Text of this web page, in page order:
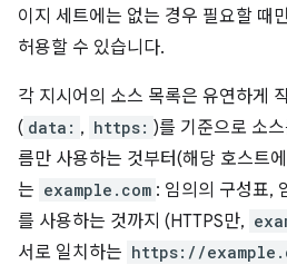
이지 세트에는 없는 경우 필요할 때
허용할 수 있습니다.
각 지시어의 소스 목록은 유연하게
( data: , https: )를 기준으로 소
름만 사용하는 것부터(해당 호스트
는 example.com : 임의의 구성표,
를 사용하는 것까지 (HTTPS만,
서로 일치하는 https://